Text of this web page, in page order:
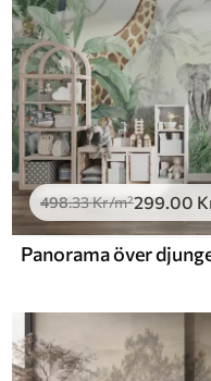
498.33Kr/m²299 .00
Panorama över